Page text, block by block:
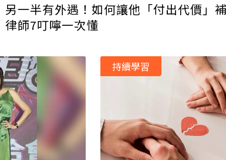
另一半有外遇！如何讓他「付出代價」
律師7叮嚀一次懂
持續學習